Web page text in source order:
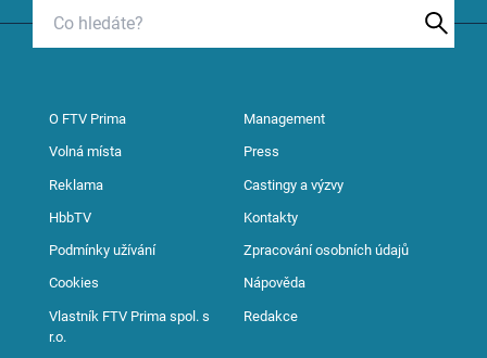
O FTV Prima Management
Volná místa Press
Reklama Castingy a výzvy
HbbTV Kontakty
Podmínky užívání Zpracování osobních údajů
Cookies Nápověda
Vlastník FTV Prima spol. s
r.o.
Redakce